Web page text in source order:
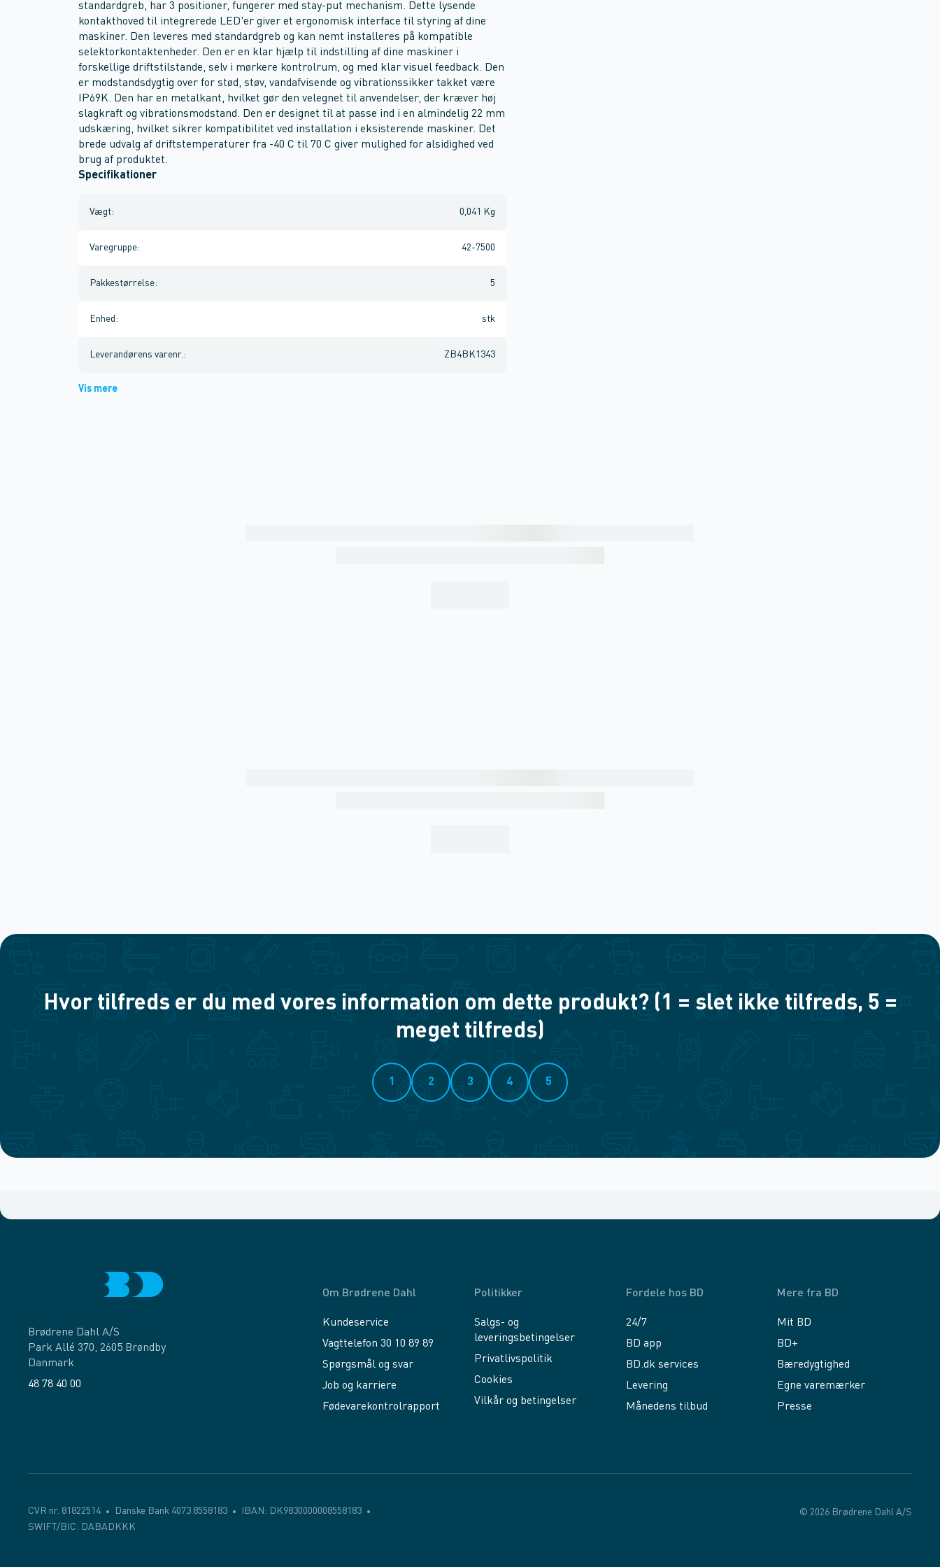
standardgreb, har 3 positioner, fungerer med stay-put mechanism. Dette lysende
kontakthoved til integrerede LED'er giver et ergonomisk interface til styring af dine
maskiner. Den leveres med standardgreb og kan nemt installeres på kompatible
selektorkontaktenheder. Den er en klar hjælp til indstilling af dine maskiner i
forskellige driftstilstande, selv i mørkere kontrolrum, og med klar visuel feedback. Den
er modstandsdygtig over for stød, støv, vandafvisende og vibrationssikker takket være
IP69K. Den har en metalkant, hvilket gør den velegnet til anvendelser, der kræver høj
slagkraft og vibrationsmodstand. Den er designet til at passe ind i en almindelig 22 mm
udskæring, hvilket sikrer kompatibilitet ved installation i eksisterende maskiner. Det
brede udvalg af driftstemperaturer fra -40 C til 70 C giver mulighed for alsidighed ved
brug af produktet.
Specifikationer
Vægt: 0,041 Kg
Varegruppe: 42-7500
Pakkestørrelse: 5
Enhed : stk
Leverandørens varenr. : ZB4BK1343
Vis mere
Hvor tilfreds er du med vores information om dette produkt? (1 = slet ikke tilfreds, 5 =
meget tilfreds)
1 2 3 4 5
Brødrene Dahl A/S
Park Allé 370, 2605 Brøndby
Danmark
48 78 40 00
Om Brødrene Dahl
Kundeservice
Vagttelefon 30 10 89 89
Spørgsmål og svar
Job og karriere
Fødevarekontrolrapport
Politikker
Salgs- og
leveringsbetingelser
Privatlivspolitik
Cookies
Vilkår og betingelser
Fordele hos BD
24/7
BD app
BD.dk services
Levering
Månedens tilbud
Mere fra BD
Mit BD
BD+
Bæredygtighed
Egne varemærker
Presse
CVR nr. 81822514 Danske Bank 4073 8558183
IBAN: DK9830000008558183
SWIFT/BIC: DABADKKK
© 2026 Brødrene Dahl A/S